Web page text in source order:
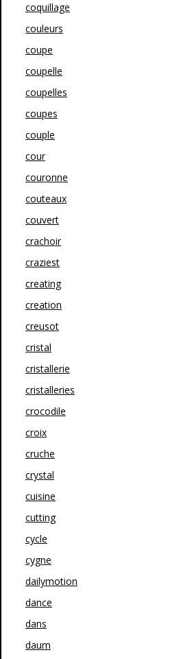
coquillage
couleurs
coupe
coupelle
coupelles
coupes
couple
cour
couronne
couteaux
couvert
crachoir
craziest
creating
creation
creusot
cristal
cristallerie
cristalleries
crocodile
croix
cruche
crystal
cuisine
cutting
cycle
cygne
dailymotion
dance
dans
daum